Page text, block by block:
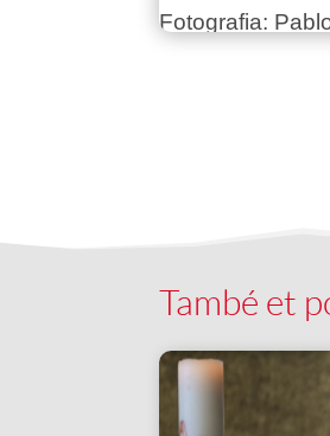
Fotografia:
També et